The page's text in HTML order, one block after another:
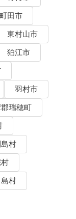
町田市
東村山市
狛江市
羽村市
瑞穂町
村
村